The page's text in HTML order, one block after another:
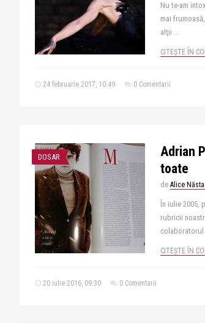
Nu te-am
mai
alţii ..
CITEȘTE ÎN
24 februarie 2017, 10:49 0 Comentarii
DOSAR
Adrian
toate
de Alice
În iulie 2005,
rubricii
colaboratorul
CITEȘTE ÎN
20 iulie 2016, 09:30 0 Comentarii